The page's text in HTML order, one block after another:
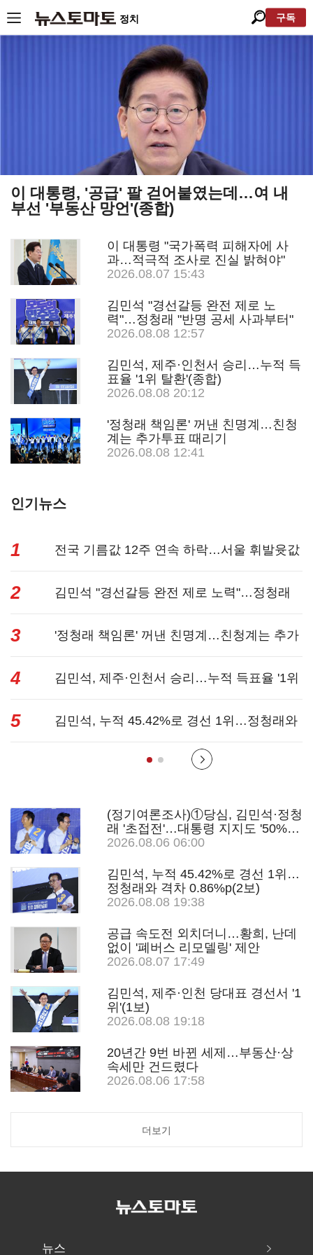
정치 구독
이 대통령, '공급' 팔 걷어붙였는데…여 내
부선 '부동산 망언'(종합)
이 대통령 "국가폭력 피해자에 사
과…적극적 조사로 진실 밝혀야"
2026.08.07 15:43
김민석 "경선갈등 완전 제로 노
력"…정청래 "반명 공세 사과부터"
2026.08.08 12:57
김민석, 제주·인천서 승리…누적 득
표율 '1위 탈환'(종합)
2026.08.08 20:12
'정청래 책임론' 꺼낸 친명계…친청
계는 추가투표 때리기
2026.08.08 12:41
인기뉴스
1 전국 기름값 12주 연속 하락…서울 휘발윳값
1909원...
2 김민석 "경선갈등 완전 제로 노력"…정청래
"반명 공세 사...
3 '정청래 책임론' 꺼낸 친명계…친청계는 추가
투표 때리기...
4 김민석, 제주·인천서 승리…누적 득표율 '1위
탈환'(종합)...
5 김민석, 누적 45.42%로 경선 1위…정청래와
(정기여론조사)①당심, 김민석·정청
래 '초접전'…대통령 지지도 '50%
아래로'(종합)
2026.08.06 06:00
김민석, 누적 45.42%로 경선 1위…
정청래와 격차 0.86%p(2보)
2026.08.08 19:38
공급 속도전 외치더니…황희, 난데
없이 '폐버스 리모델링' 제안
2026.08.07 17:49
김민석, 제주·인천 당대표 경선서 '1
위'(1보)
2026.08.08 19:18
20년간 9번 바뀐 세제…부동산·상
속세만 건드렸다
2026.08.06 17:58
더보기
뉴스